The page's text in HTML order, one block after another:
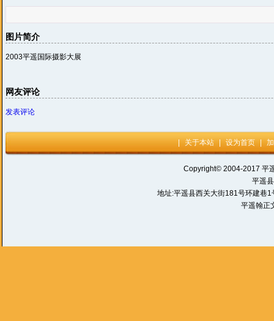
图片简介
2003平遥国际摄影大展
网友评论
发表评论
关于本站 设为首页
Copyright© 2004-2017 平
平遥
地址:平遥县西关大街181号环建
平遥翰正